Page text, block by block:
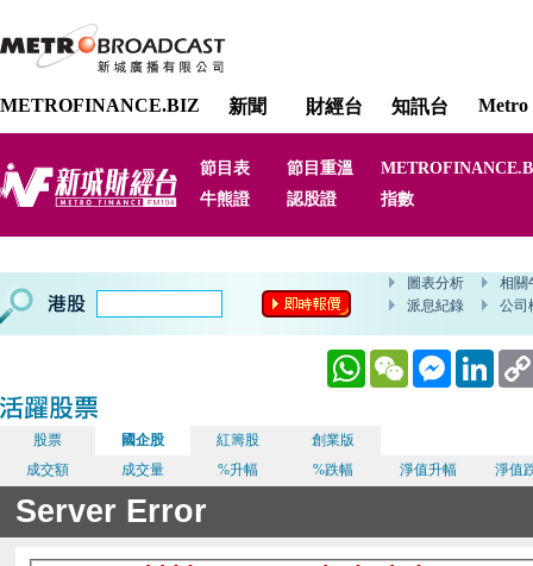
METROFINANCE.BIZ 新聞 財經台 知訊台 Metro
節目表 節目重溫
牛熊證
認股證 指數
WhatsAppWeChat Messenger
股票 國企股 紅籌股
創業版
成交額
成交量 %升幅 %跌幅 淨值升幅 淨值